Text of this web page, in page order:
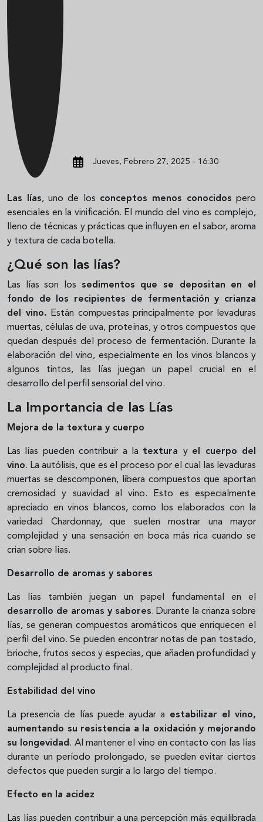
Jueves, Febrero 27, 2025 - 16:30
Las lías, uno de los conceptos menos conocidos pero
esenciales en la vinificación. El mundo del vino es complejo,
lleno de técnicas y prácticas que influyen en el sabor, aroma
y textura de cada botella.
¿Qué son las lías?
Las lías son los sedimentos que se depositan en el
fondo de los recipientes de fermentación y crianza
del vino. Están compuestas principalmente por levaduras
muertas, células de uva, proteínas, y otros compuestos que
quedan después del proceso de fermentación. Durante la
elaboración del vino, especialmente en los vinos blancos y
algunos tintos, las lías juegan un papel crucial en el
desarrollo del perfil sensorial del vino.
La Importancia de las Lías
Mejora de la textura y cuerpo
Las lías pueden contribuir a la textura y el cuerpo del
vino. La autólisis, que es el proceso por el cual las levaduras
muertas se descomponen, libera compuestos que aportan
cremosidad y suavidad al vino. Esto es especialmente
apreciado en vinos blancos, como los elaborados con la
variedad Chardonnay, que suelen mostrar una mayor
complejidad y una sensación en boca más rica cuando se
crian sobre lías.
Desarrollo de aromas y sabores
Las lías también juegan un papel fundamental en el
desarrollo de aromas y sabores. Durante la crianza sobre
lías, se generan compuestos aromáticos que enriquecen el
perfil del vino. Se pueden encontrar notas de pan tostado,
brioche, frutos secos y especias, que añaden profundidad y
complejidad al producto final.
Estabilidad del vino
La presencia de lías puede ayudar a estabilizar el vino,
aumentando su resistencia a la oxidación y mejorando
su longevidad . Al mantener el vino en contacto con las lías
durante un período prolongado, se pueden evitar ciertos
defectos que pueden surgir a lo largo del tiempo.
Efecto en la acidez
Las lías pueden contribuir a una percepción más equilibrada